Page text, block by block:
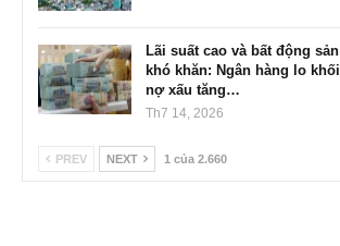
Lãi suất cao và bất động sản
khó khăn: Ngân hàng lo khối
nợ xấu tăng…
Th7 14, 2026
PREV NEXT 1 của 2.660